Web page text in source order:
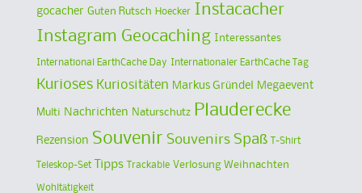
gocacher Guten Rutsch Hoecker Instacacher
Instagram Geocaching Interessantes
International EarthCache Day Internationaler EarthCache Tag
Kurioses Kuriositäten Markus Gründel Megaevent
Multi Nachrichten Naturschutz Plauderecke
Rezension Souvenir Souvenirs Spaß T-Shirt
Teleskop-Set Tipps Trackable Verlosung Weihnachten
Wohltätigkeit